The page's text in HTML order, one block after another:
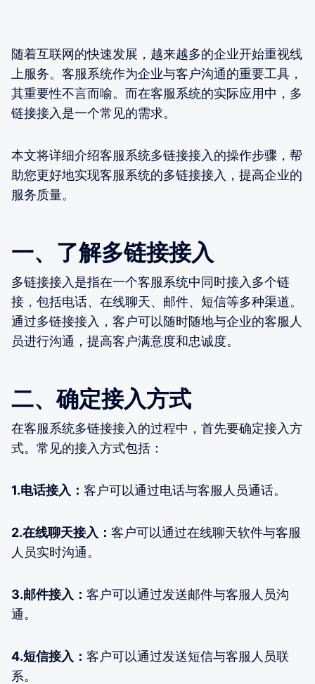
随着互联网的快速发展，越来越多的企业开始重视线
上服务。客服系统作为企业与客户沟通的重要工具，
其重要性不言而喻。而在客服系统的实际应用中，多
链接接入是一个常见的需求。
本文将详细介绍客服系统多链接接入的操作步骤，帮
助您更好地实现客服系统的多链接接入，提高企业的
服务质量。
一、了解多链接接入
多链接接入是指在一个客服系统中同时接入多个链
接，包括电话、在线聊天、邮件、短信等多种渠道。
通过多链接接入，客户可以随时随地与企业的客服人
员进行沟通，提高客户满意度和忠诚度。
二、确定接入方式
在客服系统多链接接入的过程中，首先要确定接入方
式。常见的接入方式包括：
1.电话接入： 客户可以通过电话与客服人员通话。
2.在线聊天接入： 客户可以通过在线聊天软件与客服
人员实时沟通。
3.邮件接入： 客户可以通过发送邮件与客服人员沟
通。
4.短信接入： 客户可以通过发送短信与客服人员联
系。